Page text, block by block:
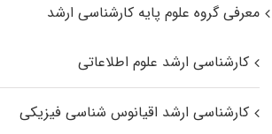
معرفی گروه علوم پایه کارشناسی ارشد
کارشناسی ارشد علوم اطلاعاتی
کارشناسی ارشد اقیانوس‌ شناسی فیزیکی